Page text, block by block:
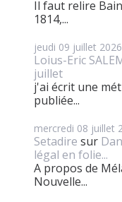
Il faut relire
1814,...
jeudi 09 juillet 2026
Loius-Eric
juillet
j'ai écrit une
publiée...
mercredi 08 juillet
Setadire sur
légal en folie...
A propos de
Nouvelle...